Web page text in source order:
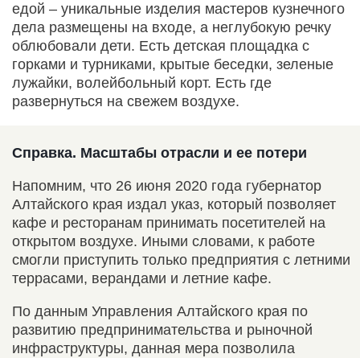
едой – уникальные изделия мастеров кузнечного
дела размещены на входе, а неглубокую речку
облюбовали дети. Есть детская площадка с
горками и турниками, крытые беседки, зеленые
лужайки, волейбольный корт. Есть где
развернуться на свежем воздухе.
Справка. Масштабы отрасли и ее потери
Напомним, что 26 июня 2020 года губернатор
Алтайского края издал указ, который позволяет
кафе и ресторанам принимать посетителей на
открытом воздухе. Иными словами, к работе
смогли приступить только предприятия с летними
террасами, верандами и летние кафе.
По данным Управления Алтайского края по
развитию предпринимательства и рыночной
инфраструктуры, данная мера позволила